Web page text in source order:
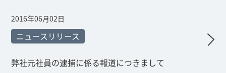
2016年06月02日
ニュースリリース
弊社元社員の逮捕に係る報道につきまして